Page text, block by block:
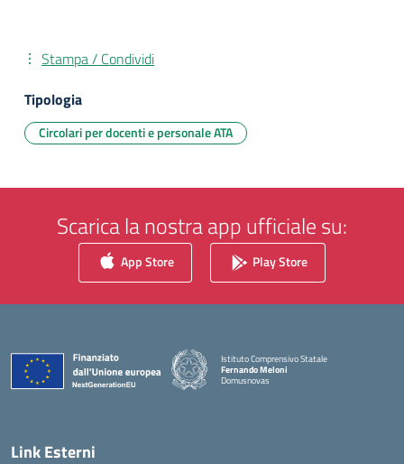
Stampa / Condividi
Tipologia
Circolari per docenti e personale ATA
Scarica la nostra app ufficiale su:
App Store Play Store
Istituto Comprensivo Statale
Fernando Meloni
Domusnovas
Link Esterni